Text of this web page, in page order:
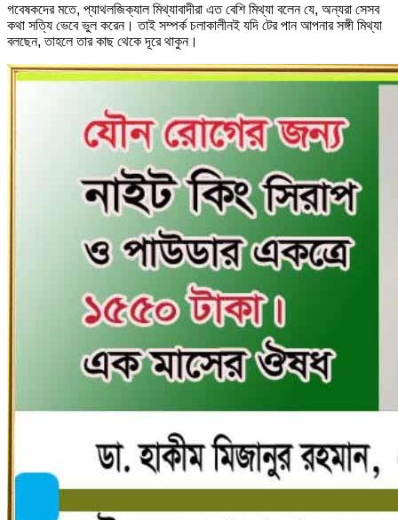
গবেষকদের মতে, প্যাথলজিক্যাল মিথ্যাবাদীরা এত বেশি মিথ্যা বলেন যে, অন্যরা সেসব
কথা সত্যি ভেবে ভুল করেন। তাই সম্পর্ক চলাকালীনই যদি টের পান আপনার সঙ্গী মিথ্যা
বলছেন, তাহলে তার কাছ থেকে দূরে থাকুন।